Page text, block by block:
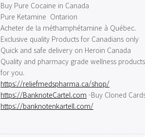
Buy Pure Cocaine in Canada
Pure Ketamine Ontarion
Acheter de la méthamphétamine à Québec.
Exclusive quality Products for Canadians only
Quick and safe delivery on Heroin Canada
Quality and pharmacy grade wellness products
for you.
https://reliefmedspharma.ca/shop/
https://BanknoteCartel.com -Buy Cloned
https://banknotenkartell.com/